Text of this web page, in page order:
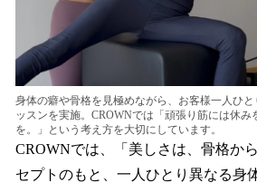
身体の癖や骨格を見極めながら、お客様一人ひ
ッスンを実施。CROWNでは「頑張り筋には休
を。」という考え方を大切にしています。
CROWNでは、「美しさは、骨格か
セプトのもと、一人ひとり異なる身